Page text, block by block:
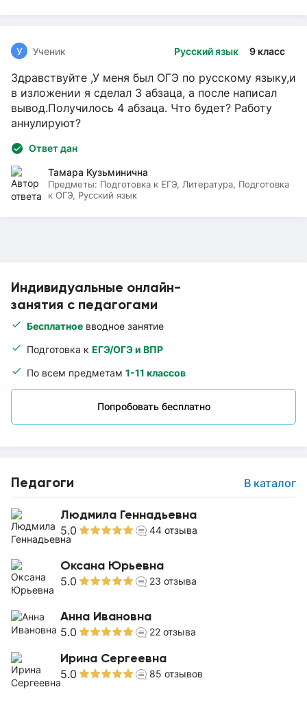
Индивидуальные онлайн-
занятия с педагогами
Бесплатное вводное занятие
Подготовка к ЕГЭ/ОГЭ и ВПР
По всем предметам 1-11 классов
Попробовать бесплатно
Педагоги В каталог
Людмила Геннадьевна
5.0 44 отзыва
Оксана Юрьевна
5.0 23 отзыва
Анна Ивановна
5.0 22 отзыва
Ирина Сергеевна
5.0 85 отзывов
Русский язык 9 класс
У Ученик
Здравствуйте ,У меня был ОГЭ по русскому языку,и
в изложении я сделал 3 абзаца, а после написал
вывод.Получилось 4 абзаца. Что будет? Работу
аннулируют?
Ответ дан
Тамара Кузьминична
Предметы: Подготовка к ЕГЭ, Литература, Подготовка
к ОГЭ, Русский язык